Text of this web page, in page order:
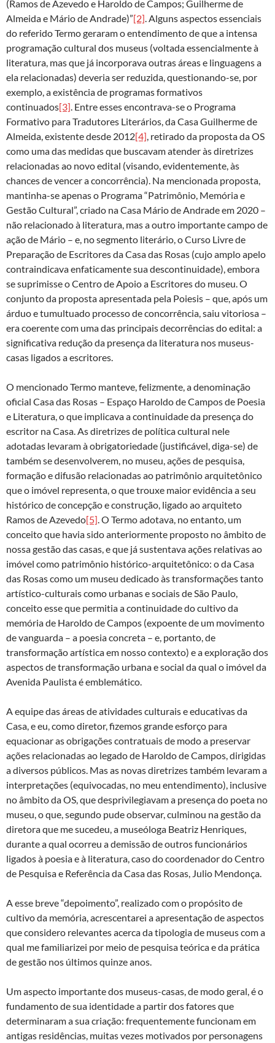
(Ramos de Azevedo e Haroldo de Campos; Guilherme de
Almeida e Mário de Andrade)”[2]. Alguns aspectos essenciais
do referido Termo geraram o entendimento de que a intensa
programação cultural dos museus (voltada essencialmente à
literatura, mas que já incorporava outras áreas e linguagens a
ela relacionadas) deveria ser reduzida, questionando-se, por
exemplo, a existência de programas formativos
continuados[3]. Entre esses encontrava-se o Programa
Formativo para Tradutores Literários, da Casa Guilherme de
Almeida, existente desde 2012[4], retirado da proposta da OS
como uma das medidas que buscavam atender às diretrizes
relacionadas ao novo edital (visando, evidentemente, às
chances de vencer a concorrência). Na mencionada proposta,
mantinha-se apenas o Programa “Patrimônio, Memória e
Gestão Cultural”, criado na Casa Mário de Andrade em 2020 –
não relacionado à literatura, mas a outro importante campo de
ação de Mário – e, no segmento literário, o Curso Livre de
Preparação de Escritores da Casa das Rosas (cujo amplo apelo
contraindicava enfaticamente sua descontinuidade), embora
se suprimisse o Centro de Apoio a Escritores do museu. O
conjunto da proposta apresentada pela Poiesis – que, após um
árduo e tumultuado processo de concorrência, saiu vitoriosa –
era coerente com uma das principais decorrências do edital: a
significativa redução da presença da literatura nos museus-
casas ligados a escritores.
O mencionado Termo manteve, felizmente, a denominação
oficial Casa das Rosas – Espaço Haroldo de Campos de Poesia
e Literatura, o que implicava a continuidade da presença do
escritor na Casa. As diretrizes de política cultural nele
adotadas levaram à obrigatoriedade (justificável, diga-se) de
também se desenvolverem, no museu, ações de pesquisa,
formação e difusão relacionadas ao patrimônio arquitetônico
que o imóvel representa, o que trouxe maior evidência a seu
histórico de concepção e construção, ligado ao arquiteto
Ramos de Azevedo[5]. O Termo adotava, no entanto, um
conceito que havia sido anteriormente proposto no âmbito de
nossa gestão das casas, e que já sustentava ações relativas ao
imóvel como patrimônio histórico-arquitetônico: o da Casa
das Rosas como um museu dedicado às transformações tanto
artístico-culturais como urbanas e sociais de São Paulo,
conceito esse que permitia a continuidade do cultivo da
memória de Haroldo de Campos (expoente de um movimento
de vanguarda – a poesia concreta – e, portanto, de
transformação artística em nosso contexto) e a exploração dos
aspectos de transformação urbana e social da qual o imóvel da
Avenida Paulista é emblemático.
A equipe das áreas de atividades culturais e educativas da
Casa, e eu, como diretor, fizemos grande esforço para
equacionar as obrigações contratuais de modo a preservar
ações relacionadas ao legado de Haroldo de Campos, dirigidas
a diversos públicos. Mas as novas diretrizes também levaram a
interpretações (equivocadas, no meu entendimento), inclusive
no âmbito da OS, que desprivilegiavam a presença do poeta no
museu, o que, segundo pude observar, culminou na gestão da
diretora que me sucedeu, a museóloga Beatriz Henriques,
durante a qual ocorreu a demissão de outros funcionários
ligados à poesia e à literatura, caso do coordenador do Centro
de Pesquisa e Referência da Casa das Rosas, Julio Mendonça.
A esse breve “depoimento”, realizado com o propósito de
cultivo da memória, acrescentarei a apresentação de aspectos
que considero relevantes acerca da tipologia de museus com a
qual me familiarizei por meio de pesquisa teórica e da prática
de gestão nos últimos quinze anos.
Um aspecto importante dos museus-casas, de modo geral, é o
fundamento de sua identidade a partir dos fatores que
determinaram a sua criação: frequentemente funcionam em
antigas residências, muitas vezes motivados por personagens